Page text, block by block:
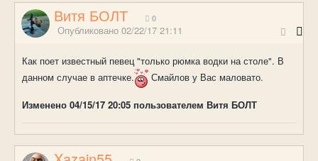
Витя БОЛТ 0
Опубликовано 02/22/17 21:11
Как поет известный певец "только рюмка водки на столе". В
данном случае в аптечке.
Смайлов у Вас маловато.
Изменено 04/15/17 20:05 пользователем Витя БОЛТ